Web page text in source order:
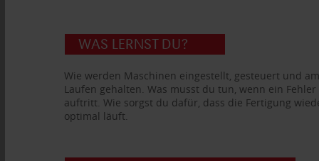
WAS LERNST DU?
Wie werden Maschinen eingestellt, gesteuert und
Laufen gehalten. Was musst du tun, wenn ein Fehler
auftritt. Wie sorgst du dafür, dass die Fertigung
optimal läuft.